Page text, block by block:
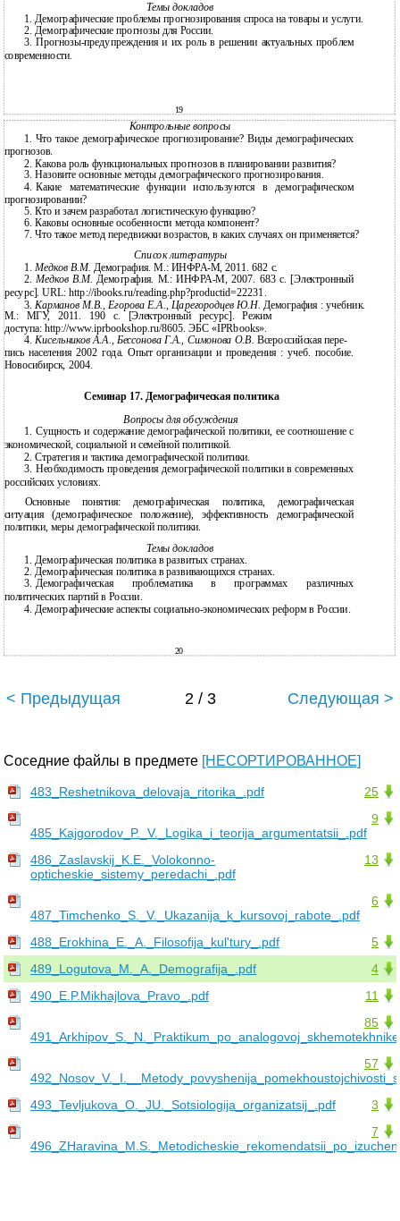
Темы докладов
1. Демографические проблемы прогнозирования спроса на товары и услуги.
2. Демографические прогнозы для России.
3. Прогнозы-предупрежденияи их роль в решении актуальных проблем
современности.
19
Контрольные вопросы
1. Что такое демографическое прогнозирование? Виды демографических
прогнозов.
2. Какова роль функциональных прогнозов в планировании развития?
3. Назовите основные методы демографического прогнозирования.
4. Какие математические функции используются в демографическом
прогнозировании?
5. Кто и зачем разработал логистическую функцию?
6. Каковы основные особенности метода компонент?
7. Что такое метод передвижки возрастов, в каких случаях он применяется?
Список литературы
1. Медков В.М. Демография. М.: ИНФРА-М, 2011. 682 с.
2. Медков В.М.Демография. М.: ИНФРА-М, 2007. 683 с. [Электронный
ресурс]. URL: http://ibooks.ru/reading.php?productid=22231.
3. Карманов М.В., Егорова Е.А., Царегородцев Ю.Н. Демография : учебник.
М.: МГУ, 2011. 190 c. [Электронный ресурс]. Режим
доступа: http://www.iprbookshop.ru/8605. ЭБС «IPRbooks».
4. Кисельников А.А., Бессонова Г.А., Симонова О.В. Всероссийская пере-
пись населения 2002 года. Опыт организации и проведения : учеб. пособие.
Новосибирск, 2004.
Семинар 17. Демографическая политика
Вопросы для обсуждения
1. Сущность и содержание демографической политики, ее соотношение с
экономической, социальной и семейной политикой.
2. Стратегия и тактика демографической политики.
3. Необходимость проведения демографической политики в современных
российских условиях.
Основные понятия: демографическая политика, демографическая
ситуация (демографическое положение), эффективность демографической
политики, меры демографической политики.
Темы докладов
1. Демографическая политика в развитых странах.
2. Демографическая политика в развивающихся странах.
3. Демографическая проблематика в программах различных
политических партий в России.
4. Демографические аспектысоциально-экономических реформ в России.
20
< Предыдущая 2 / 3 Следующая >
Соседние файлы в предмете [НЕСОРТИРОВАННОЕ]
25
483_Reshetnikova_delovaja_ritorika_.pdf
9
485_Kajgorodov_P._V._Logika_i_teorija_argumentatsii_.pdf
13
486_Zaslavskij_K.E._Volokonno-
opticheskie_sistemy_peredachi_.pdf
6
487_Timchenko_S._V._Ukazanija_k_kursovoj_rabote_.pdf
5
488_Erokhina_E._A._Filosofija_kul'tury_.pdf
4
489_Logutova_M._A._Demografija_.pdf
11
490_E.P.Mikhajlova_Pravo_.pdf
85
57
3
493_Tevljukova_O._JU._Sotsiologija_organizatsij_.pdf
7